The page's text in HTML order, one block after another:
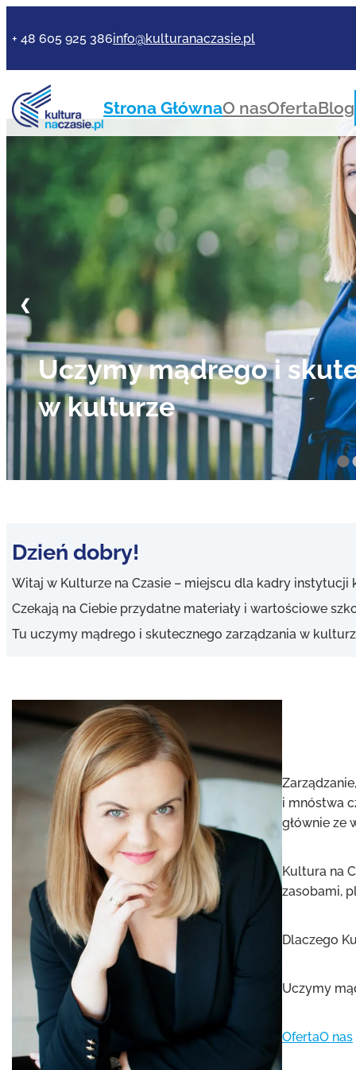
+ 48 605 925 386info@kulturanaczasie.pl
Strona GłównaO nasOfertaBlog
Checklista
kulturalnych
119.00zł
❮
Witaj w Kulturze na Czasie – miejscu dla kadry
Czekają na Ciebie przydatne materiały i wartościowe
Tu uczymy mądrego i skutecznego zarządzania w
i mnóstwa
głównie ze
zasobami,